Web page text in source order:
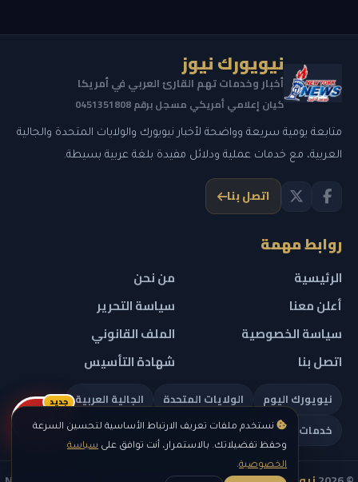
نستخدم ملفات تعريف الارتباط الأساسية لتحسين السرعة
وحفظ تفضيلاتك. بالاستمرار، أنت توافق على سياسة
الخصوصية.
نيويورك نيوز
أخبار وخدمات تهم القارئ العربي في أمريكا
كيان إعلامي أمريكي مسجل برقم 0451351808
متابعة يومية سريعة وواضحة لأخبار نيويورك والولايات المتحدة والجالية
العربية، مع خدمات عملية ودلائل مفيدة بلغة عربية بسيطة.
اتصل بنا
روابط مهمة
الرئيسية
من نحن
أعلن معنا
سياسة التحرير
سياسة الخصوصية
الملف القانوني
اتصل بنا
شهادة التأسيس
نيويورك اليوم الولايات المتحدة
الجالية العربية
خدمات تهمك
ريلز
جديد